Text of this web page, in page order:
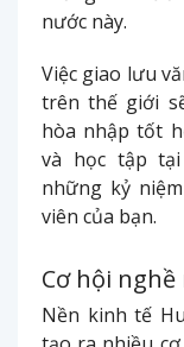
nước này.
Việc giao lưu
trên thế giới
hòa nhập tốt
và học tập
những kỷ
viên của bạn.
Cơ hội
Nền kinh tế